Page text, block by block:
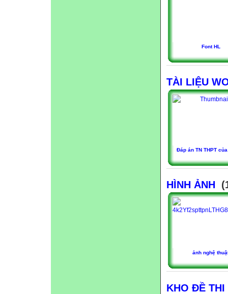
Font HL
TÀI LIỆU
Đáp án TN THPT
HÌNH ẢNH
ảnh nghệ
KHO ĐỀ THI